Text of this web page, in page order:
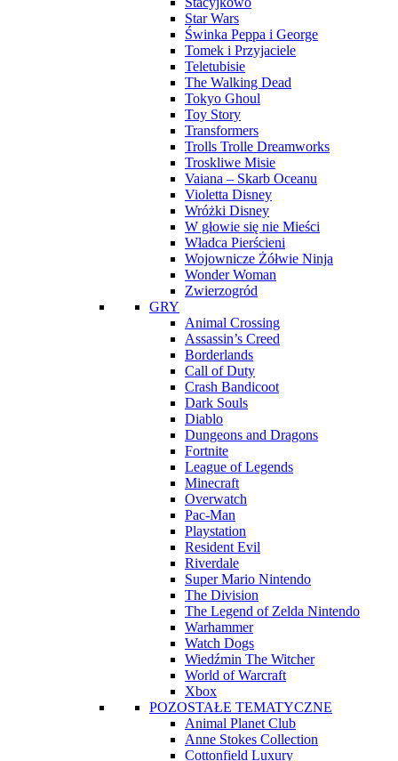
Star Wars
Świnka Peppa i George
Tomek i Przyjaciele
Teletubisie
The Walking Dead
Tokyo Ghoul
Toy Story
Transformers
Trolls Trolle Dreamworks
Troskliwe Misie
Vaiana – Skarb Oceanu
Violetta Disney
Wróżki Disney
W głowie się nie Mieści
Władca Pierścieni
Wojownicze Żółwie Ninja
Wonder Woman
Zwierzogród
GRY
Animal Crossing
Assassin’s Creed
Borderlands
Call of Duty
Crash Bandicoot
Dark Souls
Diablo
Dungeons and Dragons
Fortnite
League of Legends
Minecraft
Overwatch
Pac-Man
Playstation
Resident Evil
Riverdale
Super Mario Nintendo
The Division
The Legend of Zelda Nintendo
Warhammer
Watch Dogs
Wiedźmin The Witcher
World of Warcraft
Xbox
POZOSTAŁE TEMATYCZNE
Animal Planet Club
Anne Stokes Collection
Cottonfield Luxury